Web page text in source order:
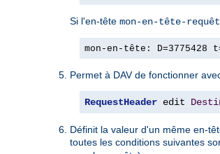
Si l'en-tête mon-en-tête-
mon-en-tête: D=3775428
Permet à DAV de fonctionner
RequestHeader edit
Définit la valeur d'un même en-
toutes les conditions suivantes